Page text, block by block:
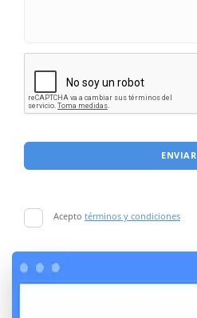
ENVIAR
Acepto términos y condiciones